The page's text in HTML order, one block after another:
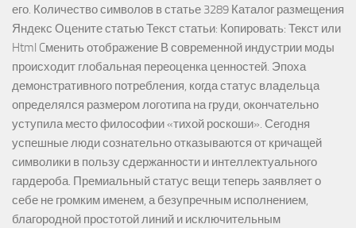
его. Количество символов в статье 3289 Каталог размещения
Яндекс Оцените статью Текст статьи: Копировать: Текст или
Html Cменить отображение В современной индустрии моды
происходит глобальная переоценка ценностей. Эпоха
демонстративного потребления, когда статус владельца
определялся размером логотипа на груди, окончательно
уступила место философии «тихой роскоши». Сегодня
успешные люди сознательно отказываются от кричащей
символики в пользу сдержанности и интеллектуального
гардероба. Премиальный статус вещи теперь заявляет о
себе не громким именем, а безупречным исполнением,
благородной простотой линий и исключительным